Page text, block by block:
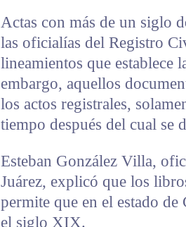
Actas con más de un siglo
las oficialías del Registro
lineamientos que establece
embargo, aquellos
los actos registrales,
tiempo después del cual se
Esteban González Villa,
Juárez, explicó que los
permite que en el estado
el siglo XIX.